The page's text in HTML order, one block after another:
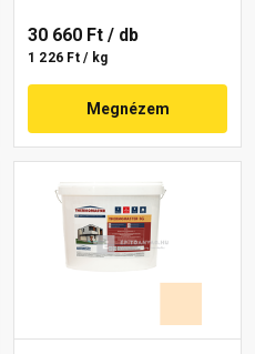
30 660 Ft / db
1 226 Ft / kg
Megnézem